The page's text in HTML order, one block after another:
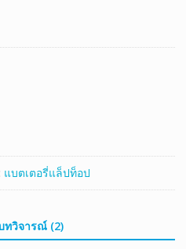
แบตเตอรี่แล็ปท็อป
ทวิจารณ์ (2)